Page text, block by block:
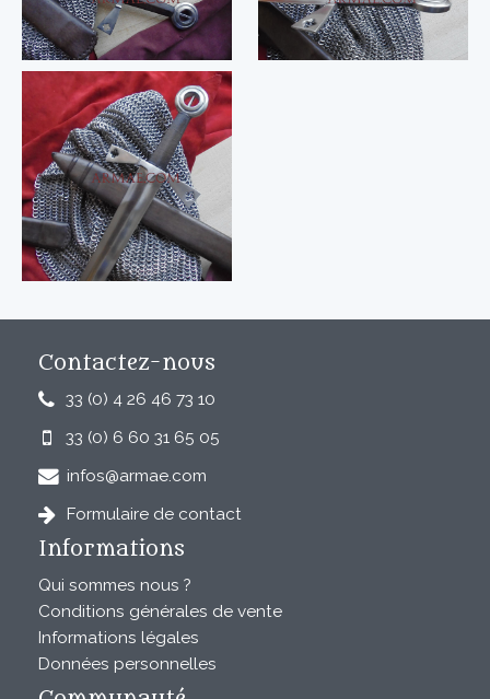
Contactez-nous
33 (0) 4 26 46 73 10
33 (0) 6 60 31 65 05
infos@armae.com
Formulaire de contact
Informations
Qui sommes nous ?
Conditions générales de vente
Informations légales
Données personnelles